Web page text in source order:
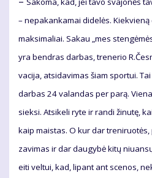
– ne­pa­kan­ka­mai di­de­lės.
mak­si­ma­liai. Sa­kau „mes
yra ben­dras dar­bas, tre­ne­rio
va­ci­ja, at­si­da­vi­mas šiam spor­tui.
dar­bas 24 va­lan­das per pa­rą.
siek­si. At­si­ke­li ry­te ir ran­di ži­nu­tę,
kaip mais­tas. O kur dar
za­vi­mas ir dar dau­gy­bė ki­tų
ei­ti vel­tui, kad, li­pant ant sce­nos,